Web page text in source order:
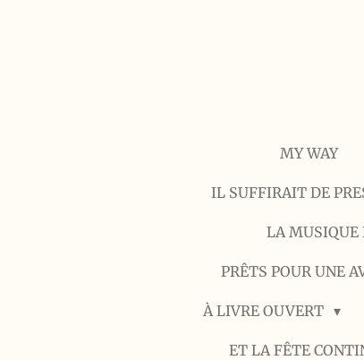
MY WAY
IL SUFFIRAIT DE
LA MUSIQUE
PRÊTS POUR UNE
À LIVRE OUVERT
ET LA FÊTE